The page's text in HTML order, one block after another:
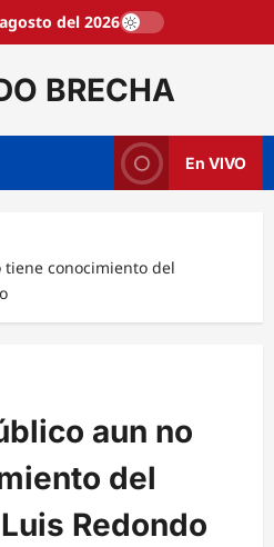
del 2026
BRECHA
En VIVO
conocimiento del
aun no
del
Redondo